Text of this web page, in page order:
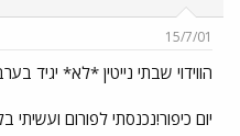
ש
א
ר
15/7/01
הווידוי שבתי נייטין *לא* יגיד
יום כיפור!נכנסתי לפורום ועשיתי